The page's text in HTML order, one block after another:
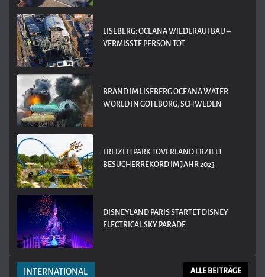
LISEBERG: OCEANA WIEDERAUFBAU –
VERMISSTE PERSON TOT
BRAND IM LISEBERG OCEANA WATER
WORLD IN GÖTEBORG, SCHWEDEN
FREIZEITPARK TOVERLAND ERZIELT
BESUCHERREKORD IM JAHR 2023
DISNEYLAND PARIS STARTET DISNEY
ELECTRICAL SKY PARADE
INTERNATIONAL ALLE BEITRÄGE